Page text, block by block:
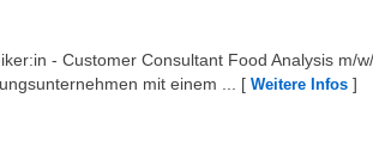
- Customer Consultant Food Analysis m/
mit einem ...
[ Weitere Infos ]